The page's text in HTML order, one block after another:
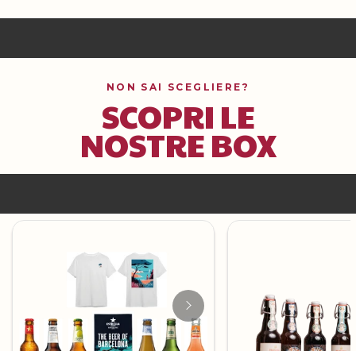
NON SAI SCEGLIERE?
SCOPRI LE
NOSTRE BOX